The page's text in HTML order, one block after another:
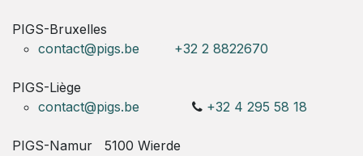
PIGS-Bruxelles
contact@pigs.be
+32 2 8822670
PIGS-Liège
contact@pigs.be
+32 4 295 58 18
PIGS-Namur
5100 Wierde